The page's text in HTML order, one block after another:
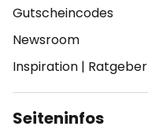
Gutscheincodes
Newsroom
Inspiration | Ratgeber
Seiteninfos